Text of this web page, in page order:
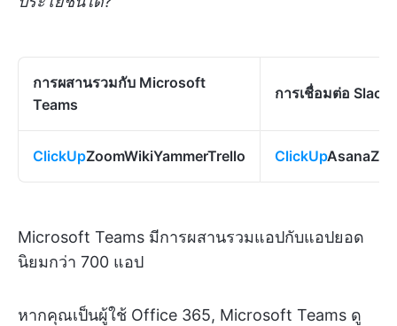
การผสานรวมกับ Microsoft
Teams
การเชื่อมต่อ Slack
ClickUpZoomWikiYammerTrello ClickUp
Microsoft Teams มีการผสานรวมแอปกับแอปยอด
นิยมกว่า 700 แอป
หากคุณเป็นผู้ใช้ Office 365, Microsoft Teams ดู